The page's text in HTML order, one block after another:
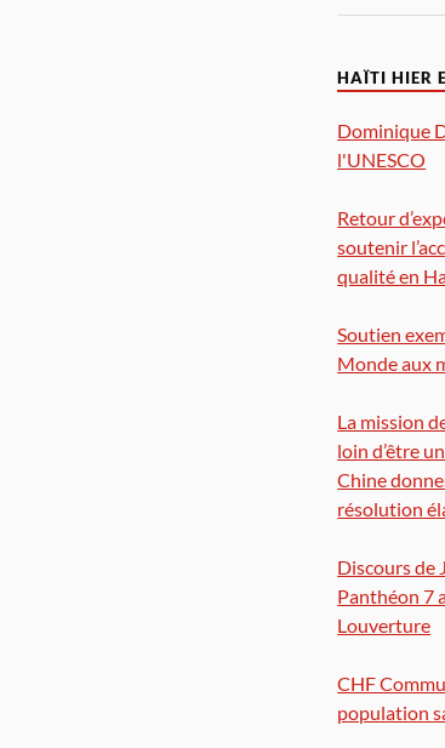
HAÏTI HIER
Dominique
l'UNESCO
Retour
soutenir
qualité en
Soutien
Monde aux
La mission
loin d’être
Chine
résolution
Discours de
Panthéon 7
Louverture
CHF
population